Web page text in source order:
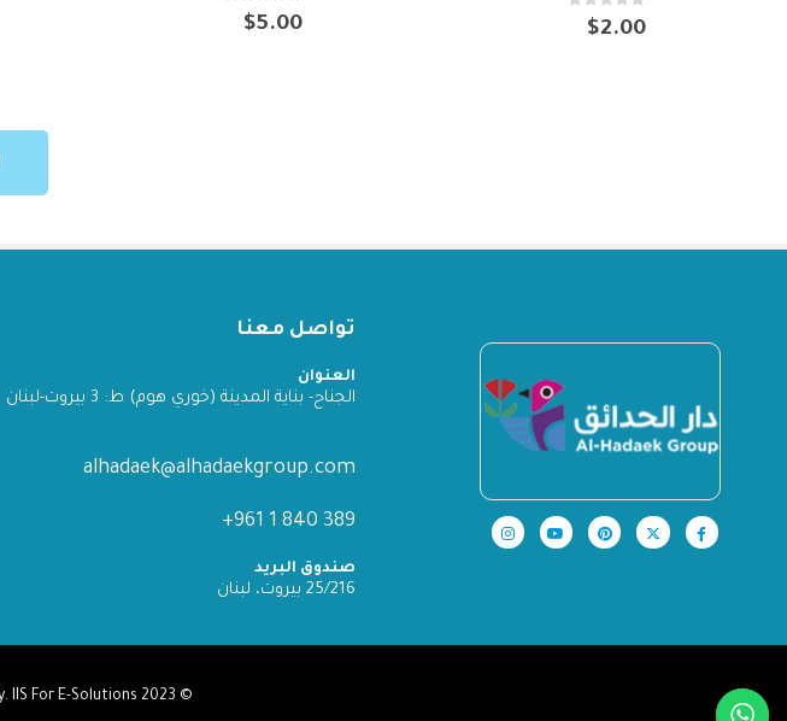
0
out of 5
$2.00
0
out of 5
$5.00
تواصل معنا
العنوان
الجناح- بناية المدينة (خوري هوم) ط: 3 بيروت-لبنان
alhadaek@alhadaekgroup.com
389 840 1 961+
صندوق البريد
25/216 بيروت، لبنان
© 2023
IIS For E-Solutions